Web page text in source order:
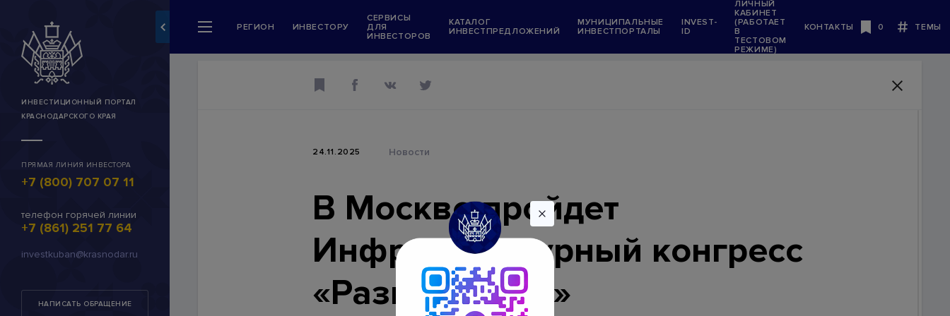
ИНВЕСТИЦИОННЫЙ ПОРТАЛ
КРАСНОДАРСКОГО КРАЯ
ПРЯМАЯ ЛИНИЯ ИНВЕСТОРА
+7 (800) 707 07 11
телефон горячей линии
+7 (861) 251 77 64
investkuban@krasnodar.ru
НАПИСАТЬ ОБРАЩЕНИЕ
РЕГИОН ИНВЕСТОРУ
СЕРВИСЫ
ДЛЯ
ИНВЕСТОРОВ
КАТАЛОГ
ИНВЕСТПРЕДЛОЖЕНИЙ
МУНИЦИПАЛЬНЫЕ
ИНВЕСТПОРТАЛЫ
INVEST-
ID
ЛИЧНЫЙ
КАБИНЕТ
(РАБОТАЕТ
В
ТЕСТОВОМ
РЕЖИМЕ)
КОНТАКТЫ 0 ТЕМЫ
24.11.2025 Новости
В Москве пройдет
Инфраструктурный конгресс
«Развивай.РФ»
Сервисы для инвесторов
Муниципальные инвестпорталы
Инвестиционные предложения
Личный кабинет (работает в тестовом режиме)
Информационные ресурсы
Меры поддержки инвестпроектов
Меры поддержки граждан и экономики в
условиях санкций
Единый ресурс застройщиков (ЕРЗ)
Единая информационная система жилищного
Будь в курсе